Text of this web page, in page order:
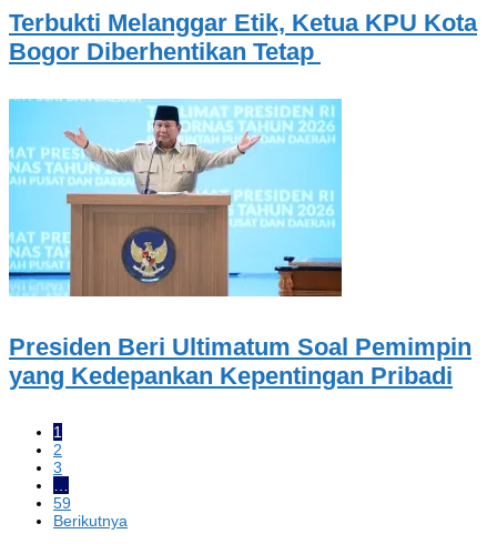
Terbukti Melanggar Etik, Ketua KPU Kota
Bogor Diberhentikan Tetap
Presiden Beri Ultimatum Soal Pemimpin
yang Kedepankan Kepentingan Pribadi
1
2
3
…
59
Berikutnya